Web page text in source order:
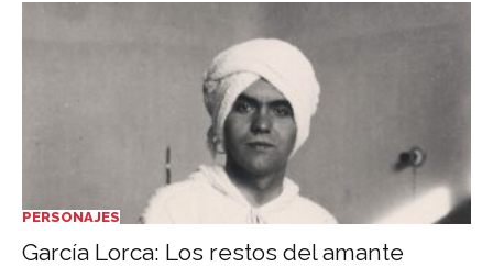
PERSONAJES
García Lorca: Los restos del amante